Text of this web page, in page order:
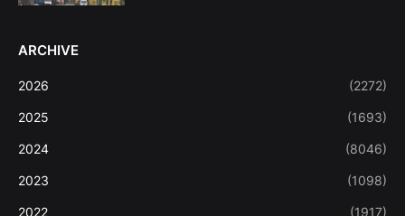
ARCHIVE
2026 (2272)
2025 (1693)
2024 (8046)
2023 (1098)
2022 (1917)